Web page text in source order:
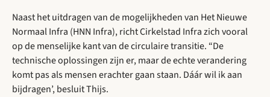
Naast het uitdragen van de mogelijkheden van Het Nieuwe
Normaal Infra (HNN Infra), richt Cirkelstad Infra zich vooral
op de menselijke kant van de circulaire transitie. “De
technische oplossingen zijn er, maar de echte verandering
komt pas als mensen erachter gaan staan. Dáár wil ik aan
bijdragen’, besluit Thijs.